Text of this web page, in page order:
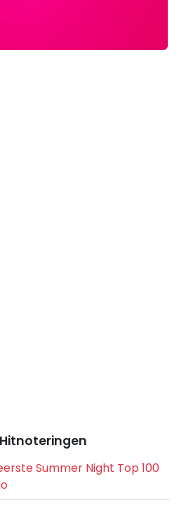
Summer Night Top 100